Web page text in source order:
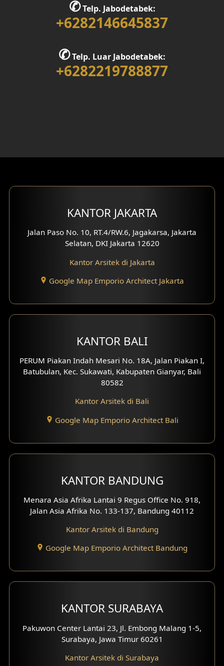
Desain Rumah 1 Lantai
Desain Rumah 3 Lantai
Desain Eksterior Villa
Desain Eksterior Ruko
Desain Eksterior Perumahan
Desain Ruko
Desain Hotel
Desain Kantor
Desain Paviliun
Desain Interior Klinik
Desain Interior Perumahan
Desain Interior Kantor
Desain Interior Hotel
Eksterior Tampak Hook
Eksterior dengan Pagar
Fasad Klinik
✆Telp. Jabodetabek:
+6282146645837
✆Telp. Luar Jabodetabek:
+6282219788877
KANTOR JAKARTA
Jalan Paso No. 10, RT.4/RW.6, Jagakarsa, Jakarta
Selatan, DKI Jakarta 12620
Kantor Arsitek di Jakarta
Google Map Emporio Architect Jakarta
KANTOR BALI
PERUM Piakan Indah Mesari No. 18A, Jalan Piakan I,
Batubulan, Kec. Sukawati, Kabupaten Gianyar, Bali
80582
Kantor Arsitek di Bali
Google Map Emporio Architect Bali
KANTOR BANDUNG
Menara Asia Afrika Lantai 9 Regus Office No. 918,
Jalan Asia Afrika No. 133-137, Bandung 40112
Kantor Arsitek di Bandung
Google Map Emporio Architect Bandung
KANTOR SURABAYA
Pakuwon Center Lantai 23, Jl. Embong Malang 1-5,
Surabaya, Jawa Timur 60261
Kantor Arsitek di Surabaya